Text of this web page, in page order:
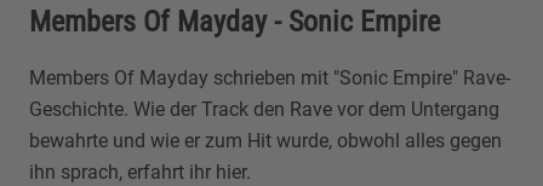
Members Of Mayday - Sonic Empire
Members Of Mayday schrieben mit "Sonic Empire" Rave-
Geschichte. Wie der Track den Rave vor dem Untergang
bewahrte und wie er zum Hit wurde, obwohl alles gegen
ihn sprach, erfahrt ihr hier.